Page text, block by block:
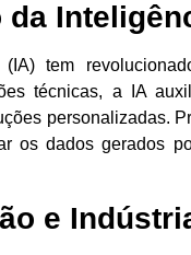
da
tem
técnicas, a IA
personalizadas.
os dados gerados
e